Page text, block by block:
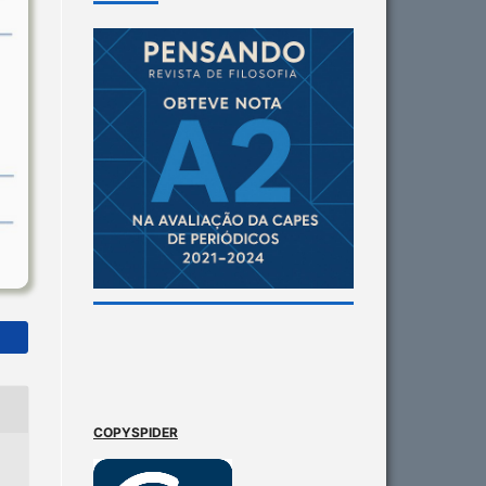
COPYSPIDER